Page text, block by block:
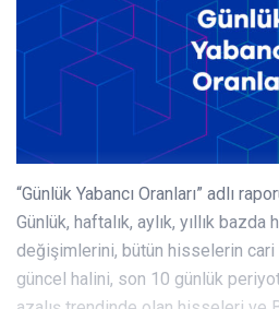
“Günlük Yabancı Oranları” adlı
Günlük, haftalık, aylık, yıllık bazda
değişimlerini, bütün hisselerin cari
güncel halini, son 10 günlük